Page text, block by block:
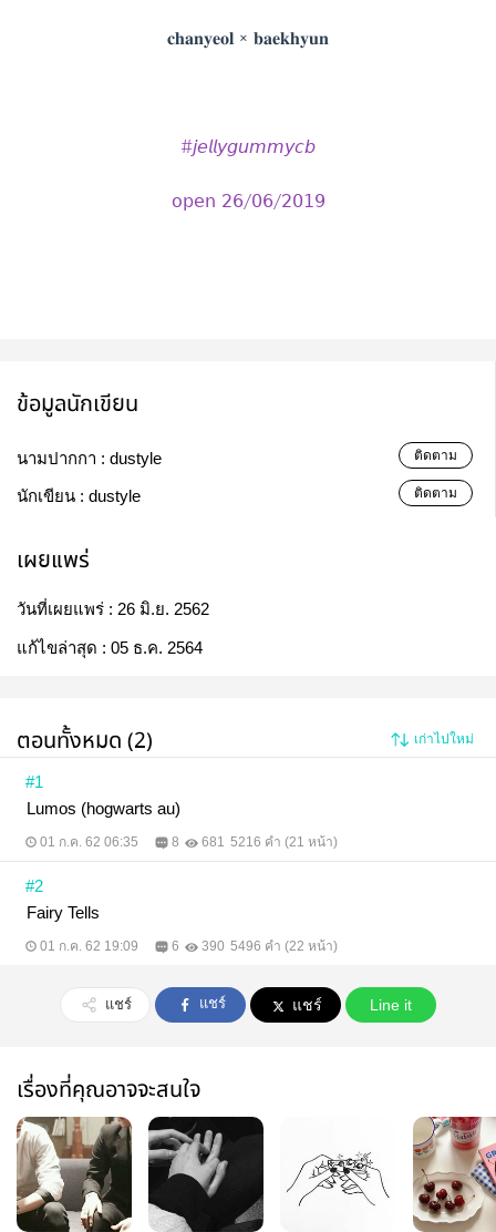
𝐜𝐡𝐚𝐧𝐲𝐞𝐨𝐥 × 𝐛𝐚𝐞𝐤𝐡𝐲𝐮𝐧
#𝘫𝘦𝘭𝘭𝘺𝘨𝘶𝘮𝘮𝘺𝘤𝘣
𝗈𝗉𝖾𝗇 𝟤𝟨/𝟢𝟨/𝟤𝟢𝟣𝟫
ข้อมูลนักเขียน
นามปากกา : dustyle ติดตาม
นักเขียน : dustyle ติดตาม
เผยแพร่
วันที่เผยแพร่ : 26 มิ.ย. 2562
แก้ไขล่าสุด : 05 ธ.ค. 2564
ตอนทั้งหมด (2) เก่าไปใหม่
#1
Lumos (hogwarts au)
01 ก.ค. 62 06:35 8 681 5216 คำ (21 หน้า)
#2
Fairy Tells
01 ก.ค. 62 19:09 6 390 5496 คำ (22 หน้า)
แชร์ แชร์ แชร์ Line it
เรื่องที่คุณอาจจะสนใจ